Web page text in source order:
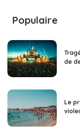
Populaire
de
Le